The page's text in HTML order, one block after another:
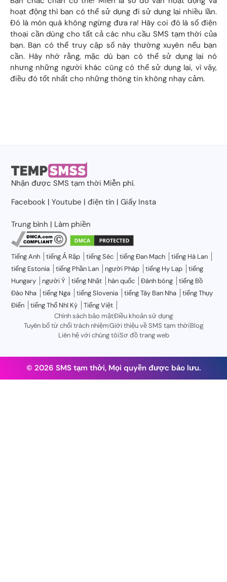
hoạt động thì bạn có thể sử dụng đi sử dụng lại nhiều lần.
Đó là món quà không ngừng đưa ra! Hãy coi đó là số điện
thoại cần dùng cho tất cả các nhu cầu SMS tạm thời của
bạn. Bạn có thể truy cập số này thường xuyên nếu bạn
cần. Hãy nhớ rằng, mặc dù bạn có thể sử dụng lại nó
nhưng những người khác cũng có thể sử dụng lại, vì vậy,
điều đó tốt nhất cho những thông tin không nhạy cảm.
Nhận đượcSMS tạm thời Miễn phí.
Facebook |Youtube |điện tín |Giấy Insta
Trung bình | Làm phiền
Tiếng Anh tiếng Ả Rập tiếng Séc tiếng Đan Mạch
tiếng Hà Lan
tiếng Estonia
tiếng Phần Lan người Pháp tiếng Hy Lạp
tiếng
Hungary
người Ý tiếng Nhật hàn quốc Đánh bóng
tiếng Bồ
Đào Nha
tiếng Nga tiếng Slovenia tiếng Tây Ban Nha
tiếng Thụy
Điển
tiếng Thổ Nhĩ Kỳ
Tiếng Việt
Chính sách bảo mậtĐiều khoản sử dụng
Tuyên bố từ chối trách nhiệmGiới thiệu về SMS tạm thờiBlog
Liên hệ với chúng tôiSơ đồ trang web
© 2026 SMS tạm thời, Mọi quyền được bảo lưu.